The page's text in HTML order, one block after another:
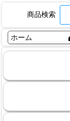
商品検索
ホーム